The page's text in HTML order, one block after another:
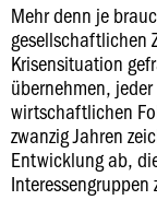
Mehr denn je
gesellschaftlichen
Krisensituation
übernehmen,
wirtschaftlichen
zwanzig Jahren
Entwicklung ab,